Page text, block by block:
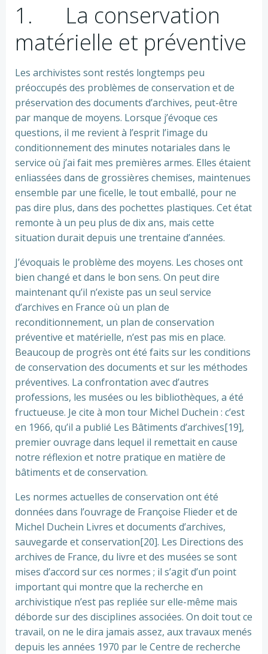
1. La conservation
matérielle et préventive
Les archivistes sont restés longtemps peu
préoccupés des problèmes de conservation et de
préservation des documents d’archives, peut-être
par manque de moyens. Lorsque j’évoque ces
questions, il me revient à l’esprit l’image du
conditionnement des minutes notariales dans le
service où j’ai fait mes premières armes. Elles étaient
enliassées dans de grossières chemises, maintenues
ensemble par une ficelle, le tout emballé, pour ne
pas dire plus, dans des pochettes plastiques. Cet état
remonte à un peu plus de dix ans, mais cette
situation durait depuis une trentaine d’années.
J’évoquais le problème des moyens. Les choses ont
bien changé et dans le bon sens. On peut dire
maintenant qu’il n’existe pas un seul service
d’archives en France où un plan de
reconditionnement, un plan de conservation
préventive et matérielle, n’est pas mis en place.
Beaucoup de progrès ont été faits sur les conditions
de conservation des documents et sur les méthodes
préventives. La confrontation avec d’autres
professions, les musées ou les bibliothèques, a été
fructueuse. Je cite à mon tour Michel Duchein : c’est
en 1966, qu’il a publié Les Bâtiments d’archives[19],
premier ouvrage dans lequel il remettait en cause
notre réflexion et notre pratique en matière de
bâtiments et de conservation.
Les normes actuelles de conservation ont été
données dans l’ouvrage de Françoise Flieder et de
Michel Duchein Livres et documents d’archives,
sauvegarde et conservation[20]. Les Directions des
archives de France, du livre et des musées se sont
mises d’accord sur ces normes ; il s’agit d’un point
important qui montre que la recherche en
archivistique n’est pas repliée sur elle-même mais
déborde sur des disciplines associées. On doit tout ce
travail, on ne le dira jamais assez, aux travaux menés
depuis les années 1970 par le Centre de recherche